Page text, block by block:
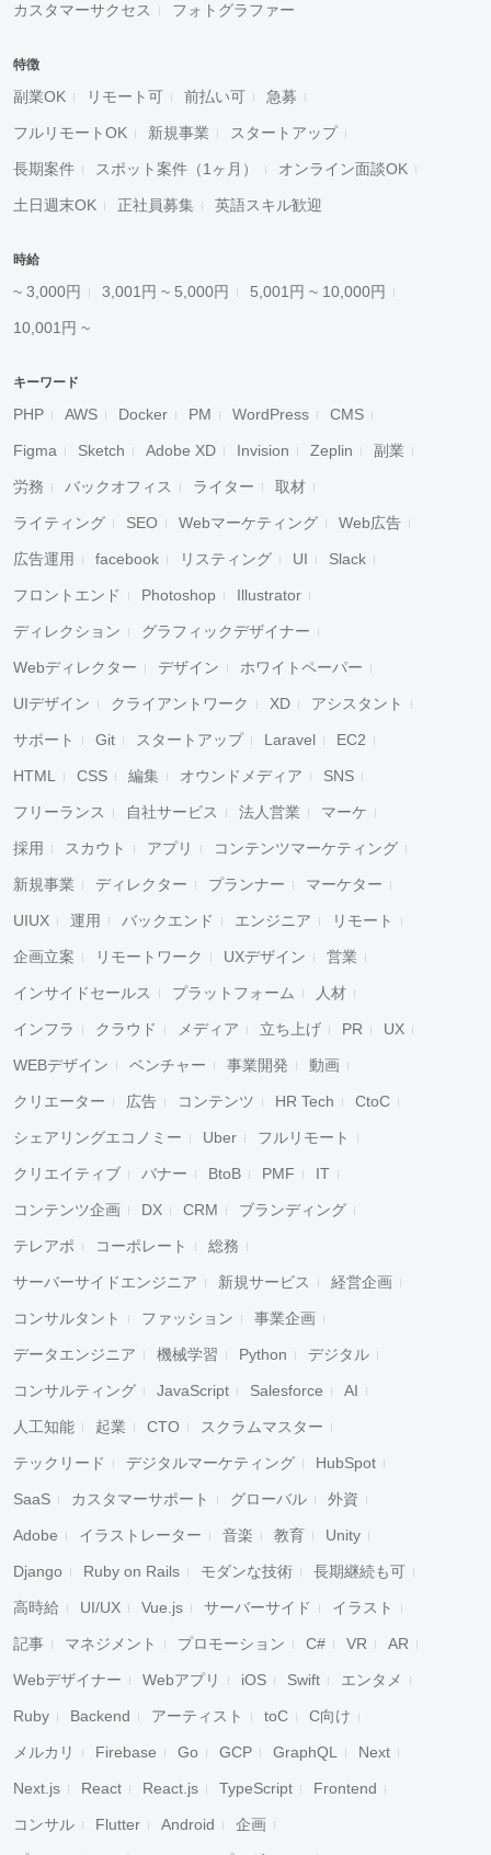
カスタマーサクセス フォトグラファー
特徴
副業OK リモート可 前払い可 急募
フルリモートOK 新規事業 スタートアップ
長期案件 スポット案件（1ヶ月） オンライン面談OK
土日週末OK 正社員募集 英語スキル歓迎
時給
~ 3,000円 3,001円 ~ 5,000円 5,001円 ~ 10,000円
10,001円 ~
キーワード
PHP AWS Docker PM WordPress CMS
Figma Sketch Adobe XD Invision Zeplin 副業
労務 バックオフィス ライター 取材
ライティング SEO Webマーケティング Web広告
広告運用 facebook リスティング UI Slack
フロントエンド Photoshop Illustrator
ディレクション グラフィックデザイナー
Webディレクター デザイン ホワイトペーパー
UIデザイン クライアントワーク XD アシスタント
サポート Git スタートアップ Laravel EC2
HTML CSS 編集 オウンドメディア SNS
フリーランス 自社サービス 法人営業 マーケ
採用 スカウト アプリ コンテンツマーケティング
新規事業 ディレクター プランナー マーケター
UIUX 運用 バックエンド エンジニア リモート
企画立案 リモートワーク UXデザイン 営業
インサイドセールス プラットフォーム 人材
インフラ クラウド メディア 立ち上げ PR UX
WEBデザイン ベンチャー 事業開発 動画
クリエーター 広告 コンテンツ HR Tech CtoC
シェアリングエコノミー Uber フルリモート
クリエイティブ バナー BtoB PMF IT
コンテンツ企画 DX CRM ブランディング
テレアポ コーポレート 総務
サーバーサイドエンジニア 新規サービス 経営企画
コンサルタント ファッション 事業企画
データエンジニア 機械学習 Python デジタル
コンサルティング JavaScript Salesforce AI
人工知能 起業 CTO スクラムマスター
テックリード デジタルマーケティング HubSpot
SaaS カスタマーサポート グローバル 外資
Adobe イラストレーター 音楽 教育 Unity
Django Ruby on Rails モダンな技術 長期継続も可
高時給 UI/UX Vue.js サーバーサイド イラスト
記事 マネジメント プロモーション C# VR AR
Webデザイナー Webアプリ iOS Swift エンタメ
Ruby Backend アーティスト toC C向け
メルカリ Firebase Go GCP GraphQL Next
Next.js React React.js TypeScript Frontend
コンサル Flutter Android 企画